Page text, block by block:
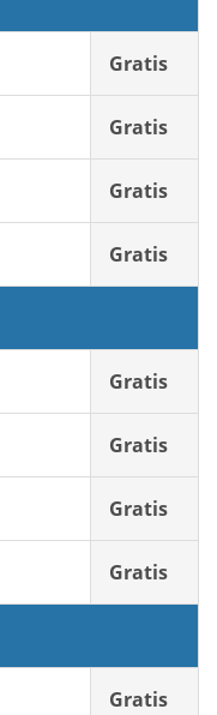
Gratis
Gratis
Gratis
Gratis
Gratis
Gratis
Gratis
Gratis
Gratis